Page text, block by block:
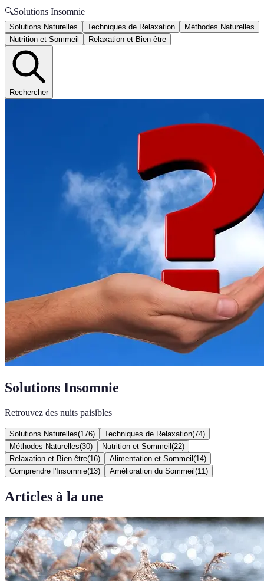
🔍Solutions Insomnie
Solutions Naturelles Techniques de Relaxation
Méthodes Naturelles
Nutrition et Sommeil
Relaxation et Bien-être
Rechercher
Solutions Insomnie
Retrouvez des nuits paisibles
Solutions Naturelles(176) Techniques de Relaxation(74)
Méthodes Naturelles(30) Nutrition et Sommeil (22)
Relaxation et Bien-être(16) Alimentation et Sommeil (14)
Comprendre l'Insomnie(13) Amélioration du Sommeil (11 )
Articles à la une